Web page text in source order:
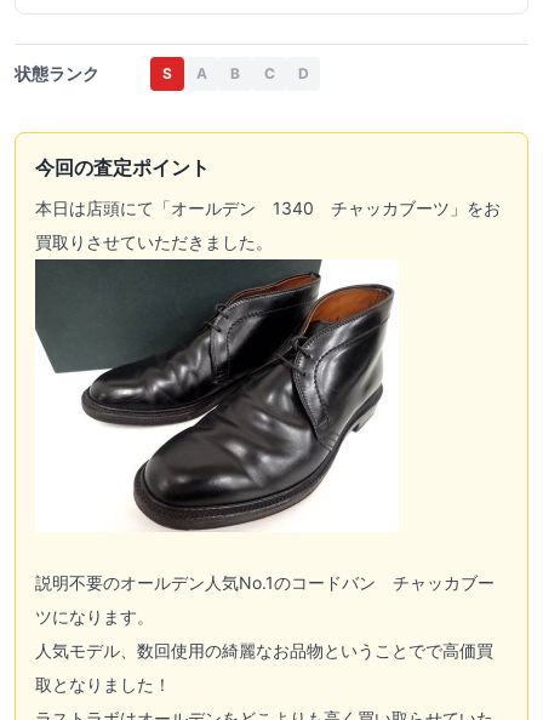
状態ランク S A B C D
今回の査定ポイント
本日は店頭にて「オールデン 1340 チャッカブーツ」をお
買取りさせていただきました。
説明不要のオールデン人気No.1のコードバン チャッカブー
ツになります。
人気モデル、数回使用の綺麗なお品物ということでで高価買
取となりました！